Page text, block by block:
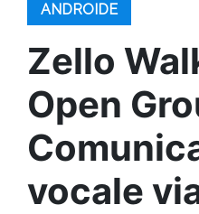
ANDROIDE
Zello
Open
vocale